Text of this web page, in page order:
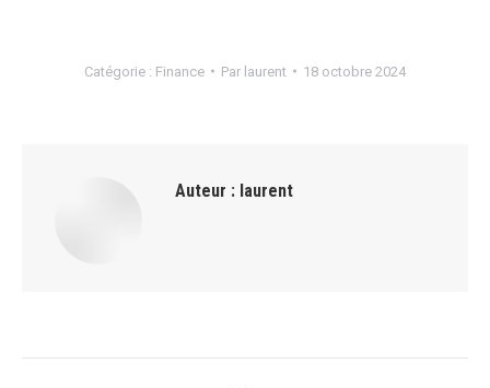
Catégorie : Finance Par laurent 18 octobre 2024
Auteur : laurent